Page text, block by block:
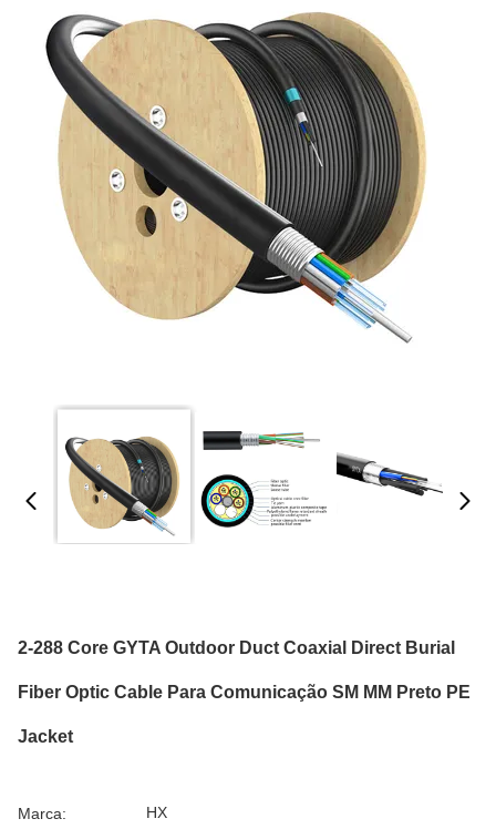
2-288 Core GYTA Outdoor Duct Coaxial Direct Burial
Fiber Optic Cable Para Comunicação SM MM Preto PE
Jacket
Marca: HX